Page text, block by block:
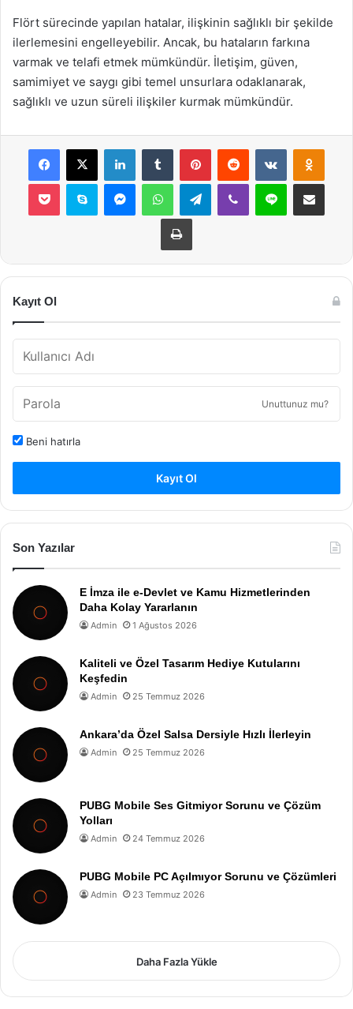
Flört sürecinde yapılan hatalar, ilişkinin sağlıklı bir şekilde
ilerlemesini engelleyebilir. Ancak, bu hataların farkına
varmak ve telafi etmek mümkündür. İletişim, güven,
samimiyet ve saygı gibi temel unsurlara odaklanarak,
sağlıklı ve uzun süreli ilişkiler kurmak mümkündür.
Facebook
X LinkedInTumblr PinterestReddit VKontakte
Pocket Skype MessengerWhatsAppTelegramViber Line E-Posta ile
Yazdır
Kayıt Ol
Unuttunuz mu?
Beni hatırla
Kayıt Ol
Son Yazılar
E İmza ile e-Devlet ve Kamu Hizmetlerinden
Daha Kolay Yararlanın
Admin 1 Ağustos 2026
Kaliteli ve Özel Tasarım Hediye Kutularını
Keşfedin
Admin 25 Temmuz 2026
Ankara’da Özel Salsa Dersiyle Hızlı İlerleyin
Admin 25 Temmuz 2026
PUBG Mobile Ses Gitmiyor Sorunu ve Çözüm
Yolları
Admin 24 Temmuz 2026
PUBG Mobile PC Açılmıyor Sorunu ve Çözümleri
Admin 23 Temmuz 2026
Daha Fazla Yükle